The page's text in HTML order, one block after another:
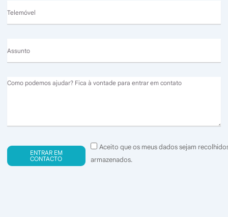
Message
Consentimento
(GDPR)
Aceito que os meus dados sejam
armazenados.
ENTRAR EM
CONTACTO